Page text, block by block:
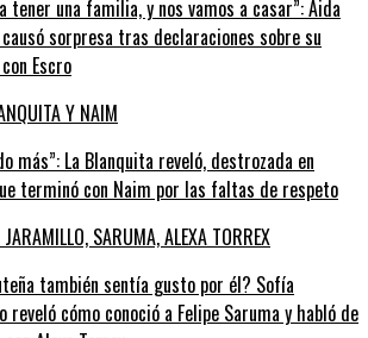
tener una familia, y nos vamos a casar”: Aida
sorpresa tras declaraciones sobre su
Escro
más”: La Blanquita reveló, destrozada en
terminó con Naim por las faltas de respeto
también sentía gusto por él? Sofía
reveló cómo conoció a Felipe Saruma y habló de